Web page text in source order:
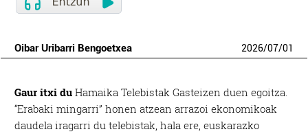
Oibar Uribarri Bengoetxea 2026/07/01
Gaur itxi du Hamaika Telebistak Gasteizen duen egoitza.
“Erabaki mingarri” honen atzean arrazoi ekonomikoak
daudela iragarri du telebistak, hala ere, euskarazko